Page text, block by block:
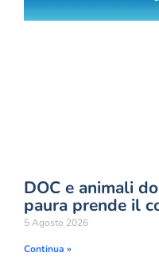
DOC e animali
paura prende il
5 Agosto 2026
Continua »